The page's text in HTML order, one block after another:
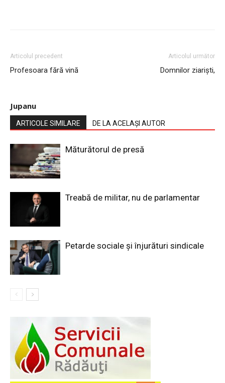
Articolul precedent
Profesoara fără vină
Articolul următor
Domnilor ziariști,
Jupanu
ARTICOLE SIMILARE DE LA ACELAȘI AUTOR
Măturătorul de presă
Treabă de militar, nu de parlamentar
Petarde sociale și înjurături sindicale